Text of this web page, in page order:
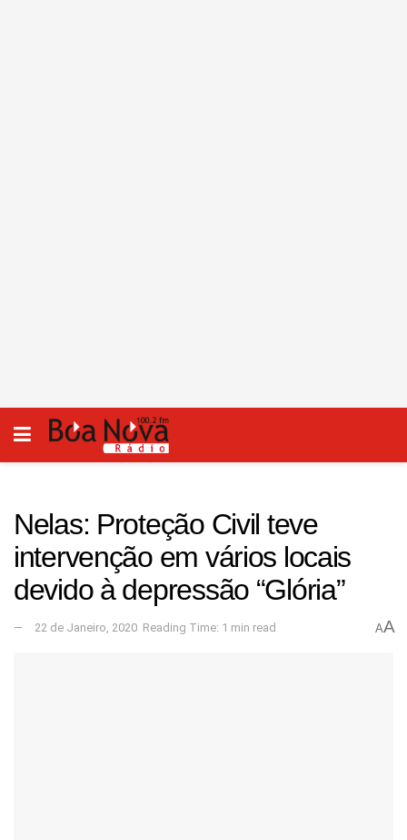
Nelas: Proteção Civil teve
intervenção em vários locais
devido à depressão “Glória”
22 de Janeiro, 2020 Reading Time: 1 min read AA